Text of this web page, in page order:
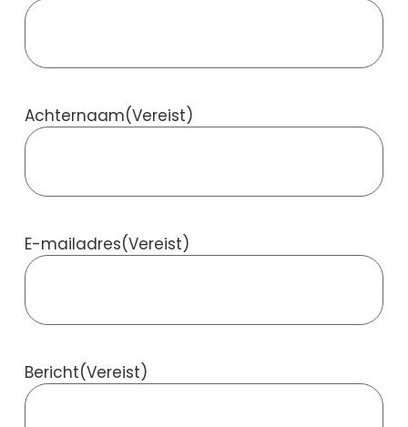
Achternaam(Vereist)
E-mailadres(Vereist)
Bericht(Vereist)